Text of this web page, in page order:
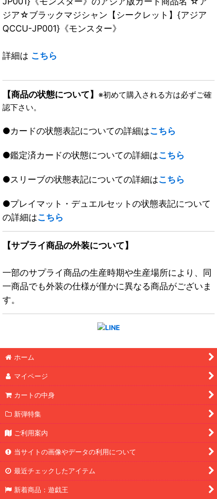
ジア☆ブラックマジシャン【シークレット】{アジア
QCCU-JP001}《モンスター》
詳細は こちら
【商品の状態について】 ※初めて購入される方は必ずご確
認下さい。
●カードの状態表記についての詳細はこちら
●鑑定済カードの状態についての詳細はこちら
●スリーブの状態表記についての詳細はこちら
●プレイマット・デュエルセットの状態表記について
の詳細はこちら
【サプライ商品の外装について】
一部のサプライ商品の生産時期や生産場所により、同
一商品でも外装の仕様が僅かに異なる商品がございま
す。
ホーム
マイページ
カートの中身
新弾特集
ご利用案内
当サイトの画像やデータの利用について
最近チェックしたアイテム
新着商品：遊戯王